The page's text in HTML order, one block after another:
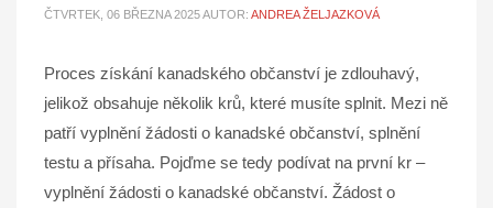
ČTVRTEK, 06 BŘEZNA 2025AUTOR: ANDREA ŽELJAZKOVÁ
Proces získání kanadského občanství je zdlouhavý,
jelikož obsahuje několik krů, které musíte splnit. Mezi ně
patří vyplnění žádosti o kanadské občanství, splnění
testu a přísaha. Pojďme se tedy podívat na první kr –
vyplnění žádosti o kanadské občanství. Žádost o